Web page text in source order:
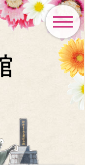
toggle